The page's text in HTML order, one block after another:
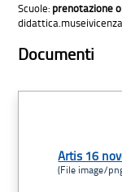
Scuole: prenotazione
Documenti
Artis 16
(File image/